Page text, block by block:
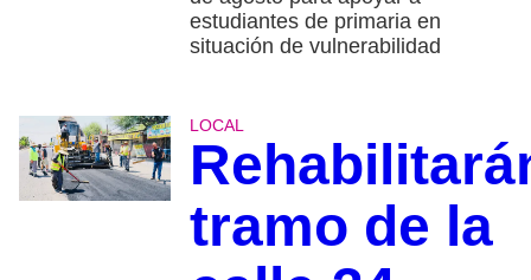
estudiantes de primaria en
situación de vulnerabilidad
LOCAL
tramo de la